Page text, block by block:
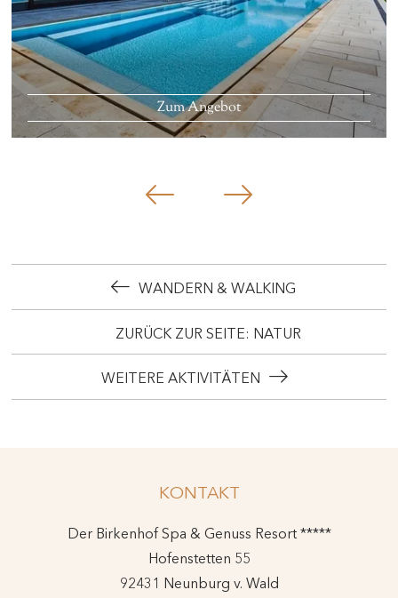
Zum Angebot
WANDERN & WALKING
ZURÜCK ZUR SEITE: NATUR
WEITERE AKTIVITÄTEN
KONTAKT
Der Birkenhof Spa & Genuss Resort *****
Hofenstetten 55
92431 Neunburg v. Wald